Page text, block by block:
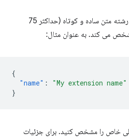
(الزامی) یک رشته متن ساده و کوتاه (حداکثر 75
می کند. به عنوان مثال:
{
"name" :
"My extension name"
}
خاص را مشخص کنید. برای جزئیات